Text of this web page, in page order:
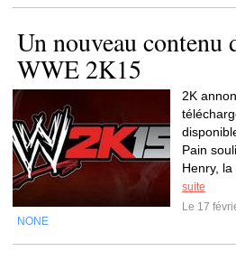
Un nouveau
WWE 2K15
2K
Pain
Henry, la
suite
Le 17
NONE